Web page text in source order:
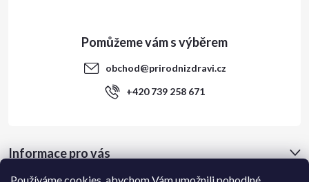
Informace pro vás
obchod@prirodnizdravi.cz
+420 739 258 671